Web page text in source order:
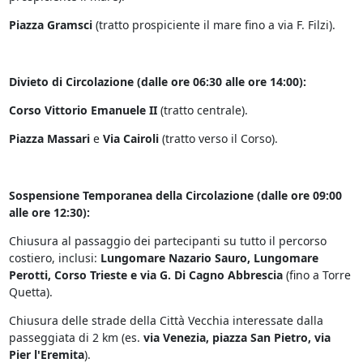
Piazza Gramsci(tratto prospiciente il mare fino a via F. Filzi).
Divieto di Circolazione (dalle ore 06:30 alle ore 14:00):
Corso Vittorio Emanuele II(tratto centrale).
Piazza Massarie Via Cairoli(tratto verso il Corso).
Sospensione Temporanea della Circolazione (dalle ore 09:00
alle ore 12:30):
Chiusura al passaggio dei partecipanti su tutto il percorso
costiero, inclusi: Lungomare Nazario Sauro, Lungomare
Perotti, Corso Trieste e via G. Di Cagno Abbrescia(fino a Torre
Quetta).
Chiusura delle strade della Città Vecchia interessate dalla
passeggiata di 2 km (es. via Venezia, piazza San Pietro, via
Pier l'Eremita).